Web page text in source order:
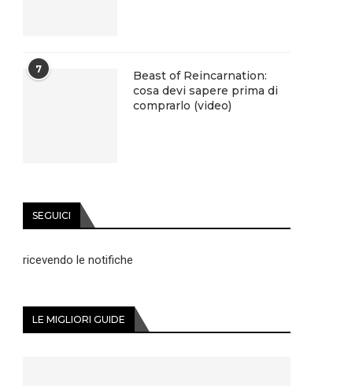
7
Beast of Reincarnation:
cosa devi sapere prima di
comprarlo (video)
SEGUICI
ricevendo le notifiche
LE MIGLIORI GUIDE